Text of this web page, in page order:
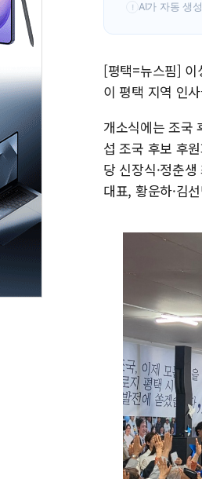
! AI가 자동 생
[평택=뉴스핌] 이
이 평택 지역 인
개소식에는 조국
섭 조국 후보 후
당 신장식·정춘
대표, 황운하·김